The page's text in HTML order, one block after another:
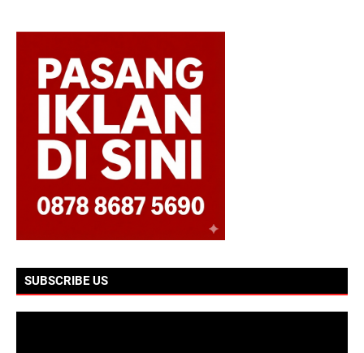
SUBSCRIBE US